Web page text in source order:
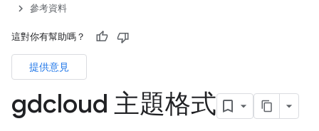
參考資料
這對你有幫助嗎？
提供意見
gdcloud 主題格式